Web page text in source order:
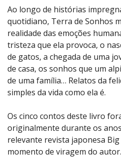
Ao longo de histórias
quotidiano, Terra de Sonhos
realidade das emoções
tristeza que ela provoca, o
de gatos, a chegada de uma
de casa, os sonhos que um
de uma família… Relatos da
simples da vida como ela é.
Os cinco contos deste livro
originalmente durante os
relevante revista japonesa
momento de viragem do autor.